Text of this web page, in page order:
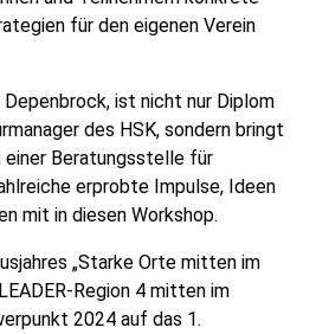
für den eigenen Verein
ist nicht nur Diplom
des HSK, sondern bringt
einer Beratungsstelle für
erprobte Impulse, Ideen
mit in diesen Workshop.
„Starke Orte mitten im
Region 4 mitten im
2024 auf das 1.